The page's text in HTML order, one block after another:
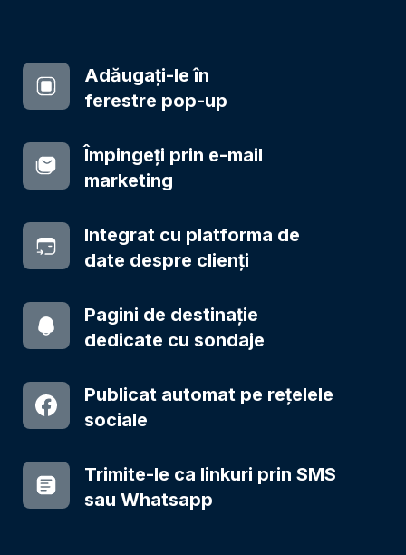
Adăugați-le în
ferestre pop-up
Împingeți prin e-mail
marketing
Integrat cu platforma de
date despre clienți
Pagini de destinație
dedicate cu sondaje
Publicat automat pe rețelele
sociale
Trimite-le ca linkuri prin SMS
sau Whatsapp